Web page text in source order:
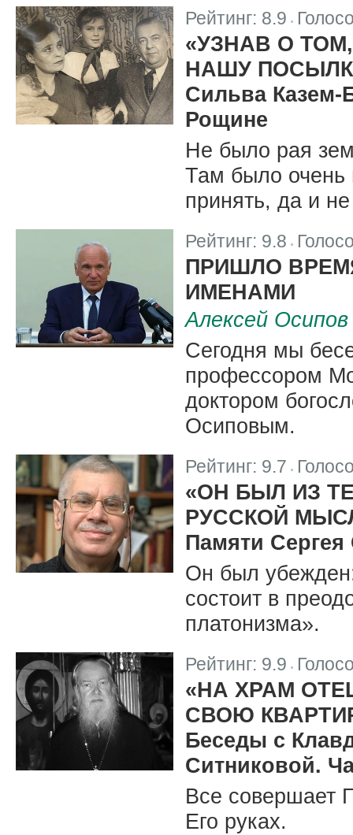
Рейтинг: 8.9 |
«УЗНАВ О
НАШУ
Сильва Казем-
Рощине
Не было рая
Там было очень
принять, да и
Рейтинг: 9.8
ПРИШЛО
ИМЕНАМИ
Алексей Осипов
Сегодня мы
профессором
доктором
Осиповым.
Рейтинг: 9.7
«ОН БЫЛ ИЗ
РУССКОЙ
Памяти Сергея
Он был
состоит в
платонизма».
Рейтинг: 9.9
«НА ХРАМ
СВОЮ
Беседы с
Ситниковой.
Все совершает
Его руках.